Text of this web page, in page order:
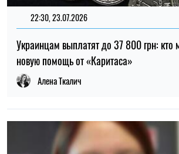
22:30, 23.07.2026
Украинцам выплатят до 37 800 грн: кто
новую помощь от «Каритаса»
Алена Ткалич